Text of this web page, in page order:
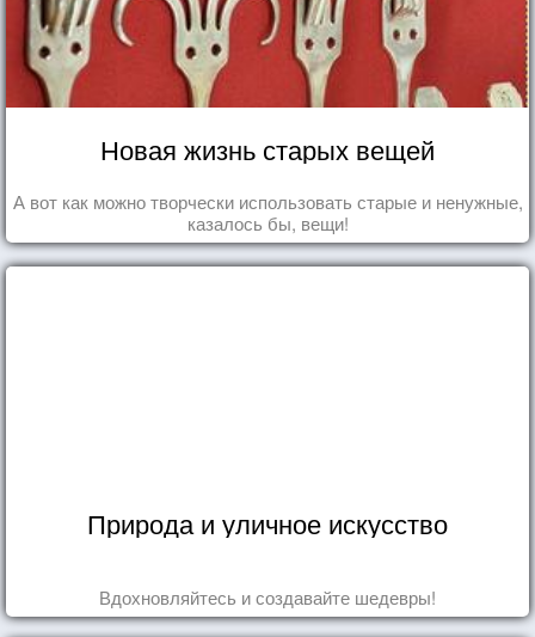
Новая жизнь старых вещей
А вот как можно творчески использовать старые и ненужные,
казалось бы, вещи!
Природа и уличное искусство
Вдохновляйтесь и создавайте шедевры!